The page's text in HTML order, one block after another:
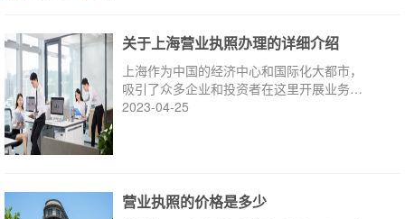
关于上海营业执照办理的详细介绍
上海作为中国的经济中心和国际化大都市，
吸引了众多企业和投资者在这里开展业务。
而要在上海进行合法经营，首先需要办理营
2023-04-25
营业执照的价格是多少